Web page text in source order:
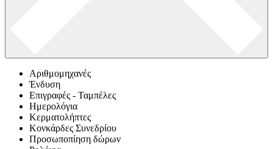
Αριθμομηχανές
Ένδυση
Επιγραφές - Ταμπέλες
Ημερολόγια
Κερματολήπτες
Κονκάρδες Συνεδρίου
Προσωποπίηση δώρων